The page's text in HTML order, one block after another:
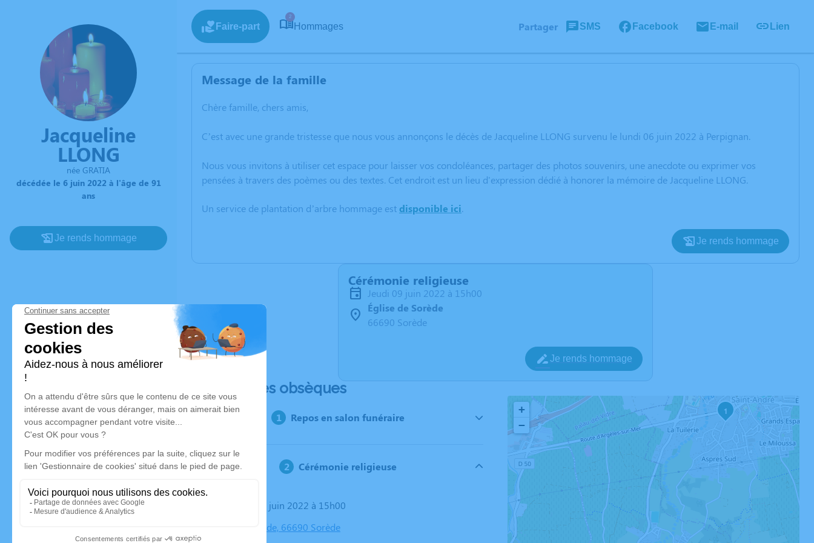
Jacqueline
LLONG
née GRATIA
décédée le 6 juin 2022 à l'âge de 91
ans
Je rends hommage
Faire-part
2
Hommages Partager SMS Facebook E-mail Lien
Message de la famille
Chère famille, chers amis,
C’est avec une grande tristesse que nous vous annonçons le décès de Jacqueline LLONG survenu le lundi 06 juin 2022 à Perpignan.
Nous vous invitons à utiliser cet espace pour laisser vos condoléances, partager des photos souvenirs, une anecdote ou exprimer vos
pensées à travers des poèmes ou des textes. Cet endroit est un lieu d'expression dédié à honorer la mémoire de Jacqueline LLONG.
Un service de plantation d’arbre hommage estdisponible ici.
Je rends hommage
Cérémonie religieuse
jeudi 09 juin 2022 à 15h00
Église de Sorède
66690 Sorède
Je rends hommage
Déroulé des obsèques
Repos en salon funéraire
Cérémonie religieuse
Le jeudi 09 juin 2022 à 15h00
Église Sorède, 66690 Sorède
1
+
−